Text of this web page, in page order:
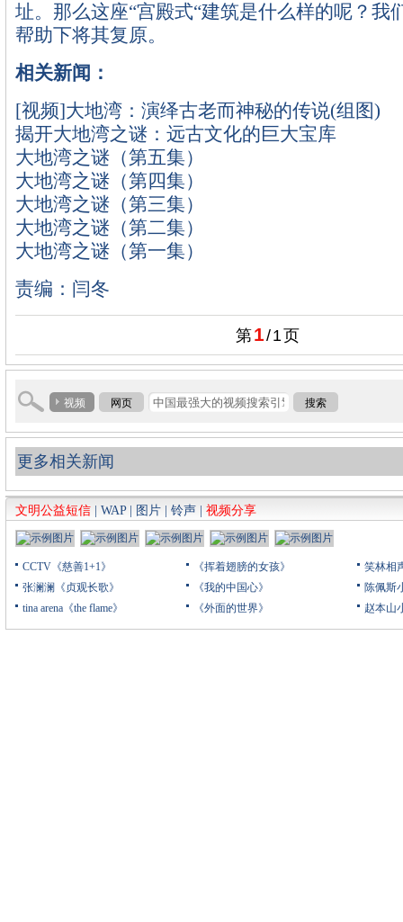
址。那么这座“宫殿式“建筑是什么样的呢？我
帮助下将其复原。
相关新闻：
[视频]大地湾：演绎古老而神秘的传说(组图)
揭开大地湾之谜：远古文化的巨大宝库
大地湾之谜（第五集）
大地湾之谜（第四集）
大地湾之谜（第三集）
大地湾之谜（第二集）
大地湾之谜（第一集）
责编：闫冬
第1/1页
视频 网页 搜索
更多相关新闻
文明公益短信 WAP| 图片 铃声 视频分享
CCTV《慈善1+1》
张澜澜《贞观长歌》
tina arena《the flame》
《挥着翅膀的女孩》
《我的中国心》
《外面的世界》
笑林相
陈佩斯
赵本山